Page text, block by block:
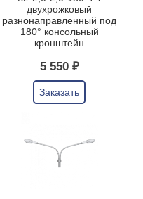
двухрожковый
разнонаправленный под
180° консольный
кронштейн
5 550 ₽
Заказать